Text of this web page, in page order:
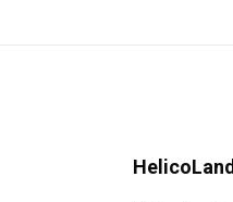
HelicoLand